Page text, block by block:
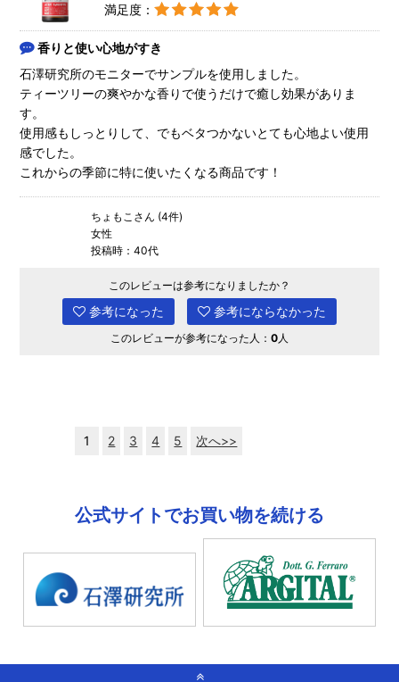
満足度：
香りと使い心地がすき
石澤研究所のモニターでサンプルを使用しました。
ティーツリーの爽やかな香りで使うだけで癒し効果がありま
す。
使用感もしっとりして、でもベタつかないとても心地よい使用
感でした。
これからの季節に特に使いたくなる商品です！
ちょもこさん (4件)
女性
投稿時：40代
このレビューは参考になりましたか？
参考になった 参考にならなかった
このレビューが参考になった人： 0人
1 2 3 4 5 次へ>>
公式サイトでお買い物を続ける